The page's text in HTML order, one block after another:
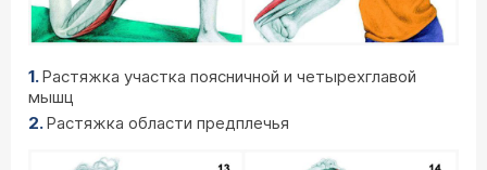
Растяжка участка поясничной и четырехглавой
мышц
Растяжка области предплечья